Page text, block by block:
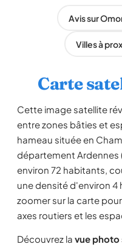
Avis sur
Villes à
Carte
Cette image satellite
entre zones bâties et
hameau située en
département Ardennes
environ 72 habitants,
une densité d'environ 4
zoomer sur la carte
axes routiers et les
Découvrez la vue